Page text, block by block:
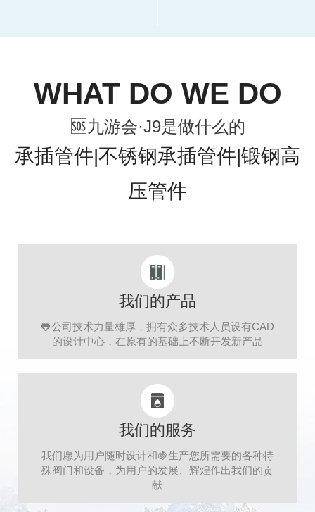
WHAT DO WE DO
🆘九游会·J9是做什么的
承插管件|不锈钢承插管件|锻钢高
压管件
我们的产品
🐸公司技术力量雄厚，拥有众多技术人员设有CAD
的设计中心，在原有的基础上不断开发新产品
我们的服务
我们愿为用户随时设计和🍇生产您所需要的各种特
殊阀门和设备，为用户的发展、辉煌作出我们的贡
献